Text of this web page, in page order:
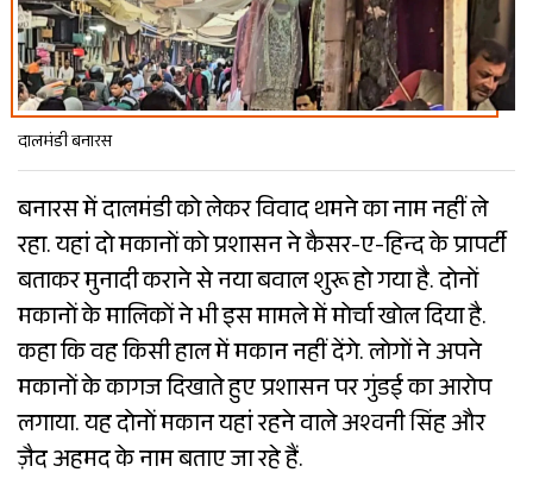
दालमंडी बनारस
बनारस में दालमंडी को लेकर विवाद थमने का नाम नहीं ले
रहा. यहां दो मकानों को प्रशासन ने कैसर-ए-हिन्द के प्रापर्टी
बताकर मुनादी कराने से नया बवाल शुरू हो गया है. दोनों
मकानों के मालिकों ने भी इस मामले में मोर्चा खोल दिया है.
कहा कि वह किसी हाल में मकान नहीं देंगे. लोगों ने अपने
मकानों के कागज दिखाते हुए प्रशासन पर गुंडई का आरोप
लगाया. यह दोनों मकान यहां रहने वाले अश्वनी सिंह और
ज़ैद अहमद के नाम बताए जा रहे हैं.